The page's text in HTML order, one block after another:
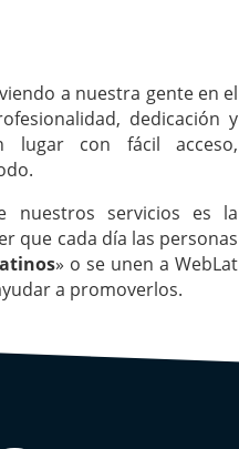
a nuestra gente en el
dedicación y
lugar con fácil acceso,
nuestros servicios es la
que cada día las personas
» o se unen a WebLat
a promoverlos.